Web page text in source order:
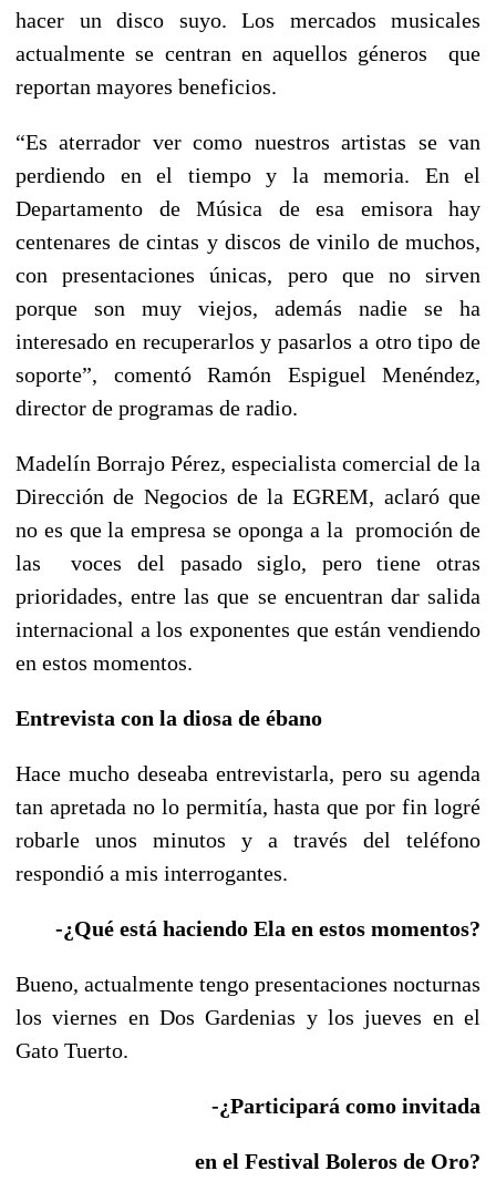
hacer un disco suyo. Los mercados musicales
actualmente se centran en aquellos géneros que
reportan mayores beneficios.
“Es aterrador ver como nuestros artistas se van
perdiendo en el tiempo y la memoria. En el
Departamento de Música de esa emisora hay
centenares de cintas y discos de vinilo de muchos,
con presentaciones únicas, pero que no sirven
porque son muy viejos, además nadie se ha
interesado en recuperarlos y pasarlos a otro tipo de
soporte”, comentó Ramón Espiguel Menéndez,
director de programas de radio.
Madelín Borrajo Pérez, especialista comercial de la
Dirección de Negocios de la EGREM, aclaró que
no es que la empresa se oponga a la promoción de
las voces del pasado siglo, pero tiene otras
prioridades, entre las que se encuentran dar salida
internacional a los exponentes que están vendiendo
en estos momentos.
Entrevista con la diosa de ébano
Hace mucho deseaba entrevistarla, pero su agenda
tan apretada no lo permitía, hasta que por fin logré
robarle unos minutos y a través del teléfono
respondió a mis interrogantes.
-¿Qué está haciendo Ela en estos momentos?
Bueno, actualmente tengo presentaciones nocturnas
los viernes en Dos Gardenias y los jueves en el
Gato Tuerto.
-¿Participará como invitada
en el Festival Boleros de Oro?